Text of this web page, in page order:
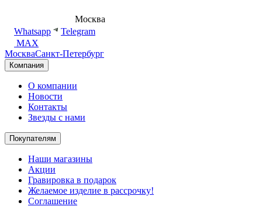
Москва
Whatsapp
Telegram
MAX
МоскваСанкт-Петербург
Компания
О компании
Новости
Контакты
Звезды с нами
Покупателям
Наши магазины
Акции
Гравировка в подарок
Желаемое изделие в рассрочку!
Соглашение